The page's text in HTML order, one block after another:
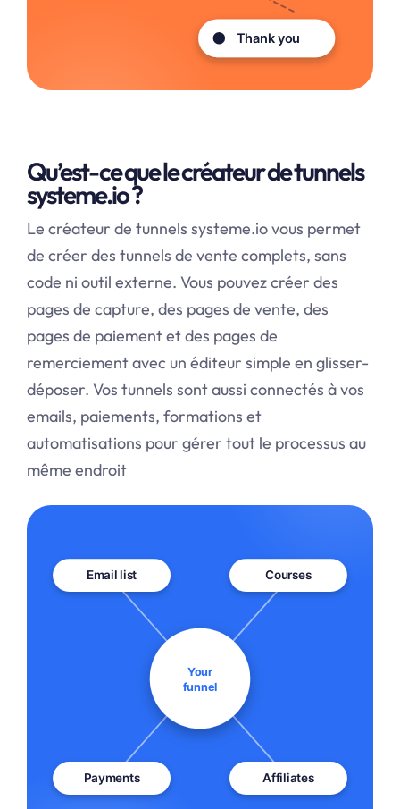
Qu’est-ce que le créateur de tunnels
systeme.io ?
Le créateur de tunnels systeme.iovous permet
de créer des tunnels de vente complets, sans
code ni outil externe. Vous pouvez créer des
pages de capture, des pages de vente, des
pages de paiement et des pages de
remerciement avec un éditeur simple en glisser-
déposer. Vos tunnels sont aussi connectés à vos
emails, paiements, formations et
automatisations pour gérer tout le processus au
même endroit